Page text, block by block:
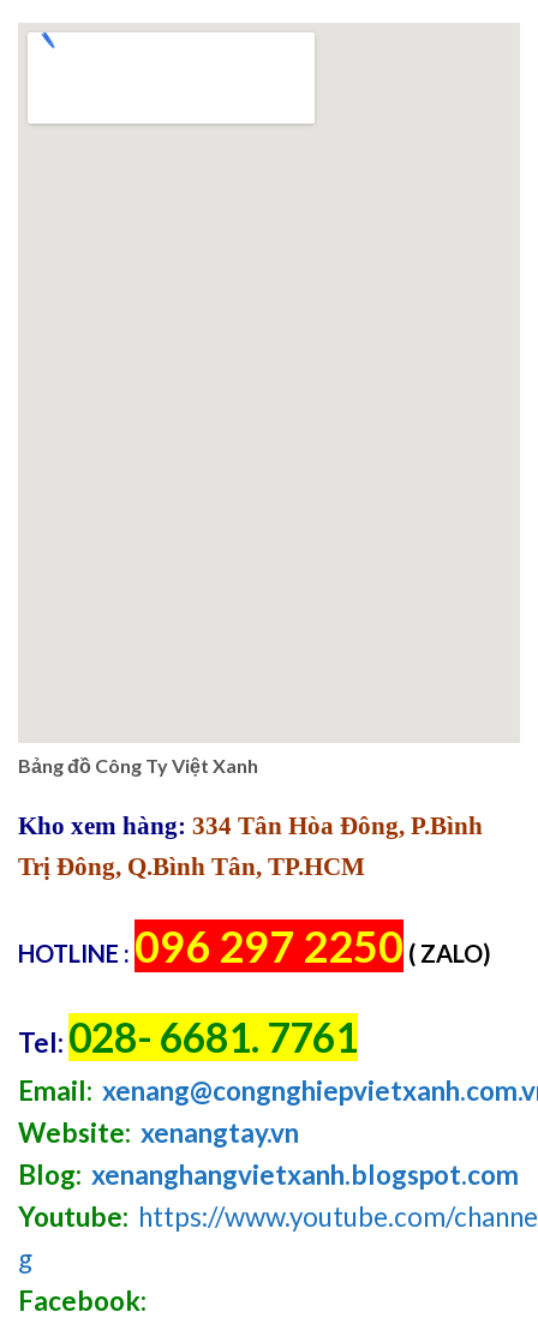
Bảng đồ Công Ty Việt Xanh
Kho xem hàng: 334 Tân Hòa Đông, P.Bình
Trị Đông, Q.Bình Tân, TP.HCM
HOTLINE : 096 297 2250 ( ZALO)
Tel: 028- 6681. 7761
Email:
Website: xenangtay.vn
Blog: xenanghangvietxanh.blogspot.com
Youtube: https://www.youtube.com/
g
Facebook: